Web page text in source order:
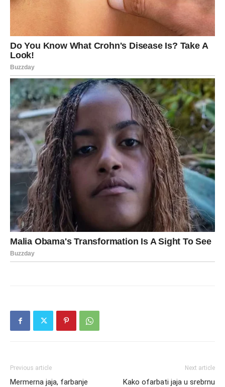
Previous article
Mermerna jaja, farbanje
Next article
Kako ofarbati jaja u srebrnu